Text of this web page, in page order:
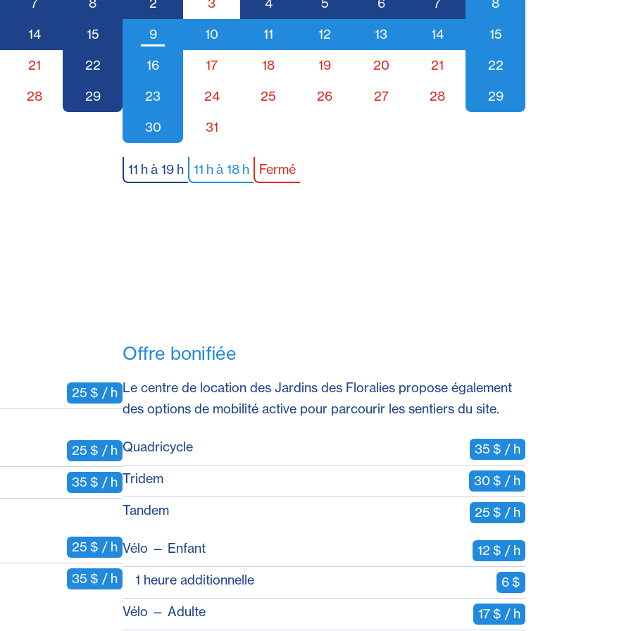
14
15
21
22
28
29
9
10 11 12 13 14
15
16
17 18 19 20 21
22
23
24 25 26 27 28
29
30
31
11 h à 19 h 11 h à 18 h Fermé
25 $ / h
25 $ / h
35 $ / h
25 $ / h
35 $ / h
Offre bonifiée
Le centre de location des Jardins des Floralies propose également
des options de mobilité active pour parcourir les sentiers du site.
Quadricycle
35 $ / h
Tridem
30 $ / h
Tandem
25 $ / h
Vélo — Enfant
12 $ / h
1 heure additionnelle
6 $
Vélo — Adulte
17 $ / h